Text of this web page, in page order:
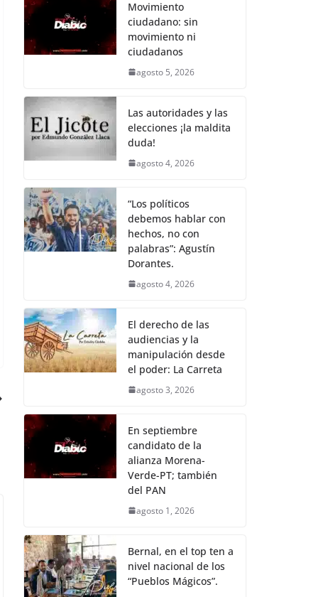
b
o
o
A
p
p
Li
n
k
e
Movimiento
ciudadano: sin
movimiento ni
ciudadanos
agosto 5, 2026
Las autoridades y las
elecciones ¡la maldita
duda!
agosto 4, 2026
“Los políticos
debemos hablar con
hechos, no con
palabras”: Agustín
Dorantes.
agosto 4, 2026
El derecho de las
audiencias y la
manipulación desde
el poder: La Carreta
agosto 3, 2026
En septiembre
candidato de la
alianza Morena-
Verde-PT; también
del PAN
agosto 1, 2026
Bernal, en el top ten a
nivel nacional de los
“Pueblos Mágicos”.